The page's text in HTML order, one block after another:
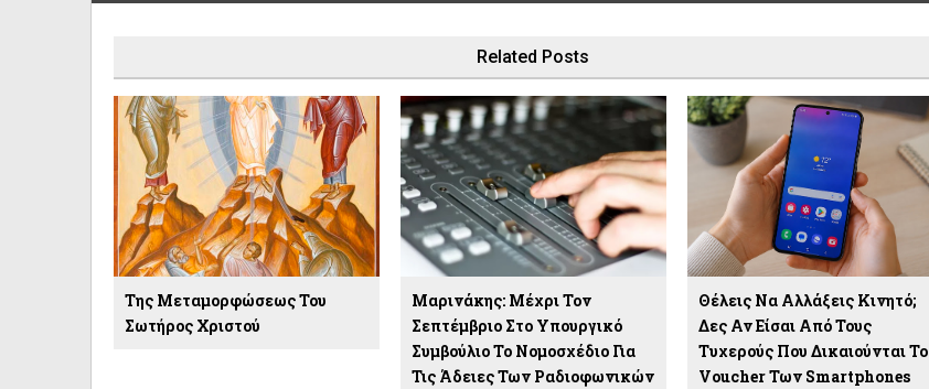
Related Posts
Της Μεταμορφώσεως Του
Σωτήρος Χριστού
Μαρινάκης: Μέχρι Τον
Σεπτέμβριο Στο Υπουργικό
Συμβούλιο Το Νομοσχέδιο Για
Τις Άδειες Των Ραδιοφωνικών
Θέλεις Να Αλλάξεις Κινητό;
Δες Αν Είσαι Από Τους
Τυχερούς Που Δικαιούνται Το
Voucher Των Smartphones